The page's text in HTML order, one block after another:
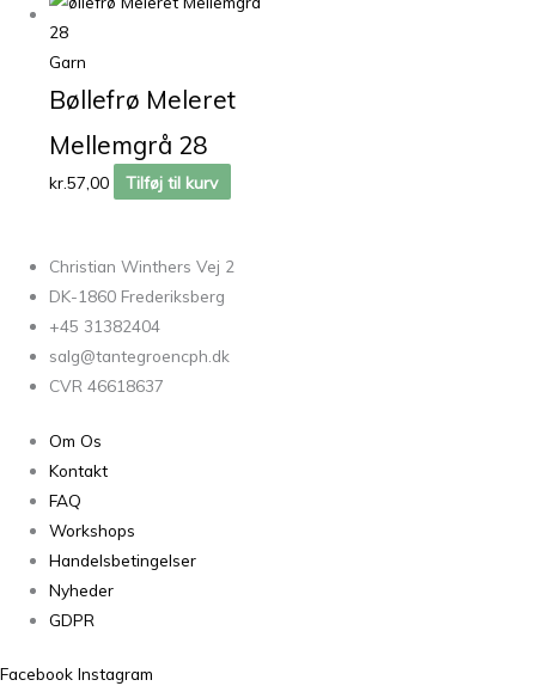
Garn
Bøllefrø Meleret
Mellemgrå 28
kr.57,00 Tilføj til kurv
Christian Winthers Vej 2
DK-1860 Frederiksberg
+45 31382404
salg@tantegroencph.dk
CVR 46618637
Om Os
Kontakt
FAQ
Workshops
Handelsbetingelser
Nyheder
GDPR
Facebook Instagram